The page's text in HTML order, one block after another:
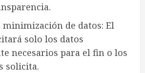
de datos: El
solo los datos
necesarios para el fin o los
solicita.